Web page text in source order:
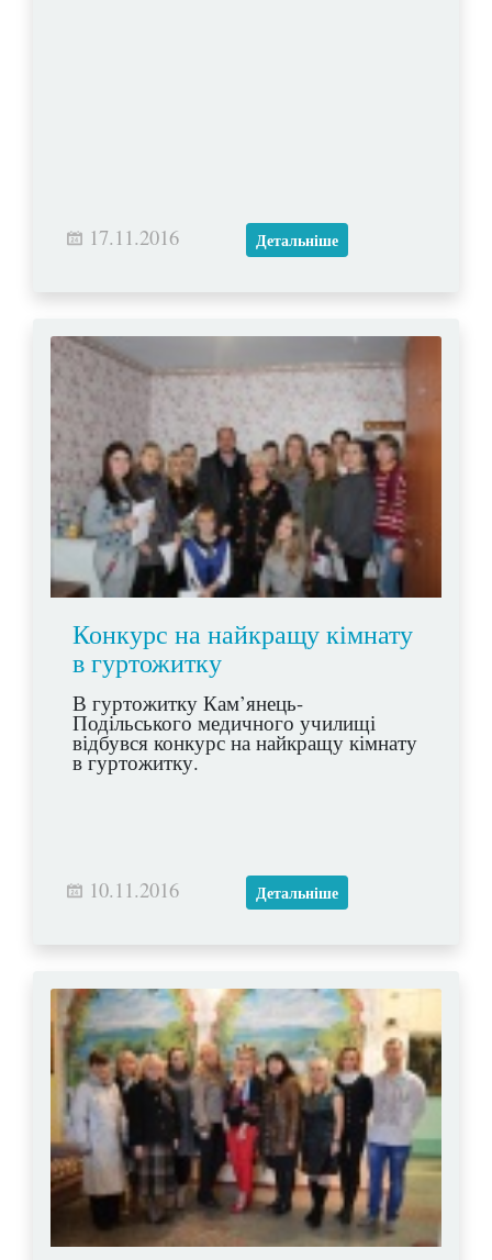
17.11.2016 Детальніше
Конкурс на найкращу кімнату
в гуртожитку
В гуртожитку Кам’янець-
Подільського медичного училищі
відбувся конкурс на найкращу кімнату
в гуртожитку.
10.11.2016 Детальніше